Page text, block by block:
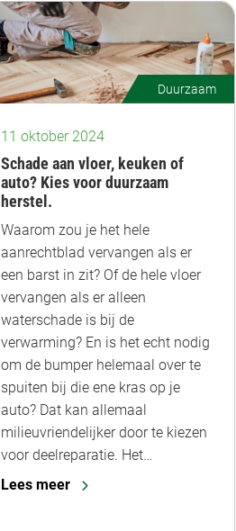
Duurzaam
11 oktober 2024
Schade aan vloer, keuken of
auto? Kies voor duurzaam
herstel.
Waarom zou je het hele
aanrechtblad vervangen als er
een barst in zit? Of de hele vloer
vervangen als er alleen
waterschade is bij de
verwarming? En is het echt nodig
om de bumper helemaal over te
spuiten bij die ene kras op je
auto? Dat kan allemaal
milieuvriendelijker door te kiezen
voor deelreparatie. Het…
Lees meer